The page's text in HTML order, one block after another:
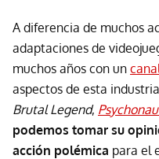
A diferencia de muchos
adaptaciones de
muchos años con un
aspectos de esta
Brutal Legend,
podemos tomar su
acción polémica para el